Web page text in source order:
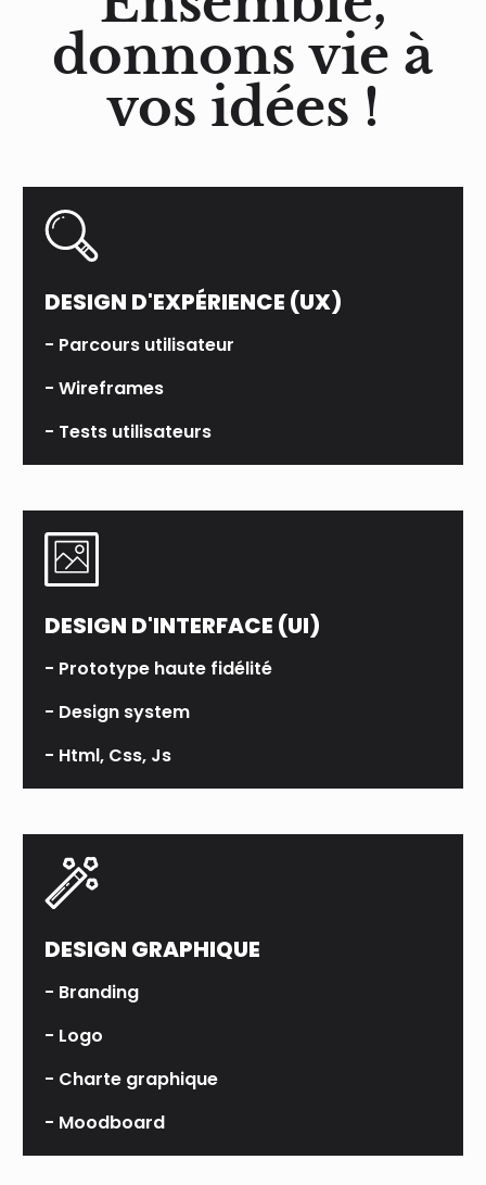
donnons vie à
vos idées !
DESIGN D'EXPÉRIENCE (UX)
- Parcours utilisateur
- Wireframes
- Tests utilisateurs
DESIGN D'INTERFACE (UI)
- Prototype haute fidélité
- Design system
- Html, Css, Js
DESIGN GRAPHIQUE
- Branding
- Logo
- Charte graphique
- Moodboard